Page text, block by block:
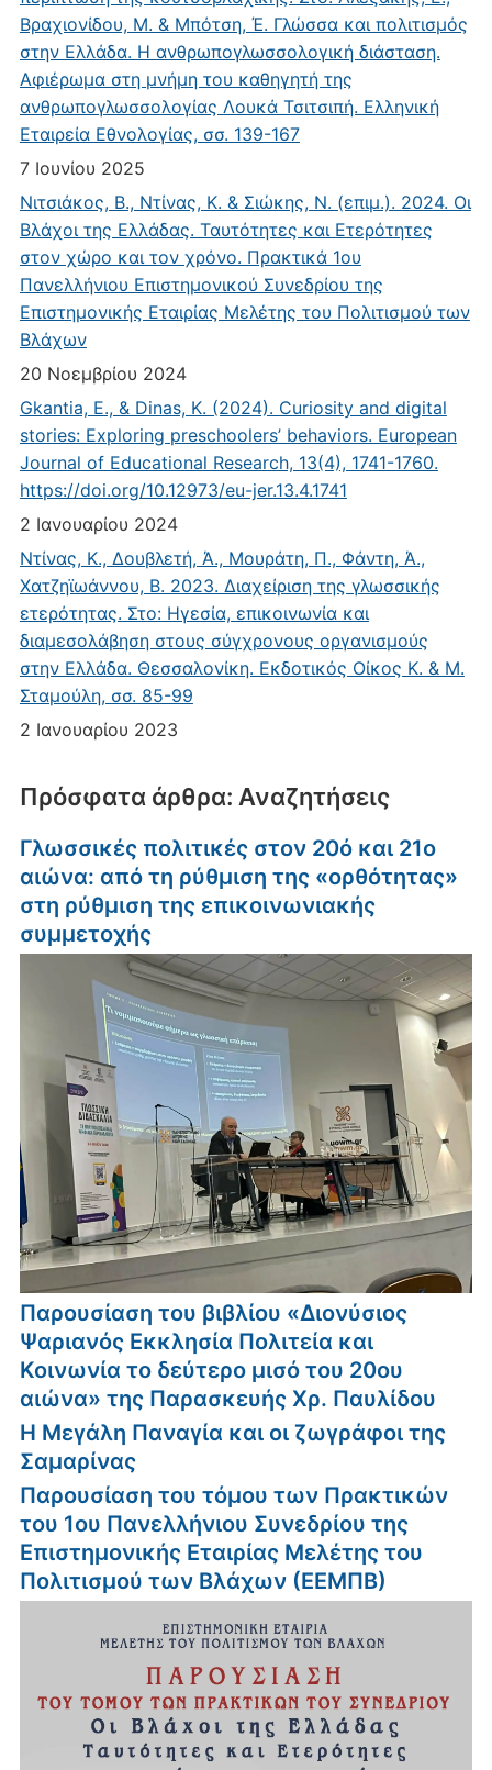
Βραχιονίδου, Μ. & Μπότση, Έ. Γλώσσα και πολιτισμός
στην Ελλάδα. Η ανθρωπογλωσσολογική διάσταση.
Αφιέρωμα στη μνήμη του καθηγητή της
ανθρωπογλωσσολογίας Λουκά Τσιτσιπή. Ελληνική
Εταιρεία Εθνολογίας, σσ. 139-167
7 Ιουνίου 2025
Νιτσιάκος, Β., Ντίνας, Κ. & Σιώκης, Ν. (επιμ.). 2024. Οι
Βλάχοι της Ελλάδας. Ταυτότητες και Ετερότητες
στον χώρο και τον χρόνο. Πρακτικά 1ου
Πανελλήνιου Επιστημονικού Συνεδρίου της
Επιστημονικής Εταιρίας Μελέτης του Πολιτισμού των
Βλάχων
20 Νοεμβρίου 2024
Gkantia, E., & Dinas, K. (2024). Curiosity and digital
stories: Exploring preschoolers’ behaviors. European
Journal of Educational Research, 13(4), 1741-1760.
https://doi.org/10.12973/eu-jer.13.4.1741
2 Ιανουαρίου 2024
Ντίνας, Κ., Δουβλετή, Ά., Μουράτη, Π., Φάντη, Ά.,
Χατζηϊωάννου, Β. 2023. Διαχείριση της γλωσσικής
ετερότητας. Στο: Ηγεσία, επικοινωνία και
διαμεσολάβηση στους σύγχρονους οργανισμούς
στην Ελλάδα. Θεσσαλονίκη. Εκδοτικός Οίκος Κ. & Μ.
Σταμούλη, σσ. 85-99
2 Ιανουαρίου 2023
Πρόσφατα άρθρα: Αναζητήσεις
Γλωσσικές πολιτικές στον 20ό και 21ο
αιώνα: από τη ρύθμιση της «ορθότητας»
στη ρύθμιση της επικοινωνιακής
συμμετοχής
Παρουσίαση του βιβλίου «Διονύσιος
Ψαριανός Εκκλησία Πολιτεία και
Κοινωνία το δεύτερο μισό του 20ου
αιώνα» της Παρασκευής Χρ. Παυλίδου
Η Μεγάλη Παναγία και οι ζωγράφοι της
Σαμαρίνας
Παρουσίαση του τόμου των Πρακτικών
του 1ου Πανελλήνιου Συνεδρίου της
Επιστημονικής Εταιρίας Μελέτης του
Πολιτισμού των Βλάχων (ΕΕΜΠΒ)